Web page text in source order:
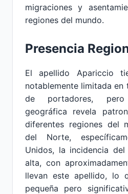
migraciones y
regiones del mundo.
Presencia
El apellido Apariccio
notablemente limitada en
de portadores,
geográfica revela
diferentes regiones del
del Norte,
Unidos, la incidencia
alta, con
llevan este apellido, lo
pequeña pero